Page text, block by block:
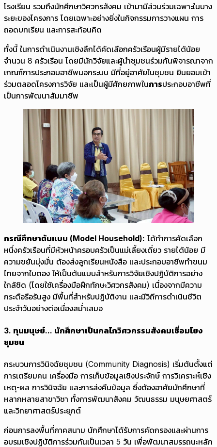
โรงเรียน รวมถึงนักศึกษาวิศวกรสังคม เข้ามามีส่วนร่วมเฉพาะในบาง
ระยะของโครงการ โดยเฉพาะอย่างยิ่งในกิจกรรมการวางแผน การ
ถอดบทเรียน และการสะท้อนคิด
ทั้งนี้ ในการดำเนินงานเชิงลึกได้คัดเลือกครัวเรือนผู้มีรายได้น้อย
จำนวน 8 ครัวเรือน โดยมีนักวิจัยและผู้นำชุมชนร่วมกันพิจารณาจาก
เกณฑ์การประกอบอาชีพนอกระบบ มีที่อยู่อาศัยในชุมชน ยินยอมเข้า
ร่วมตลอดโครงการวิจัย และเป็นผู้มีศักยภาพในการประกอบอาชีพที่
เป็นการพัฒนาสัมมาชีพ
กรณีศึกษาต้นแบบ (Model Household): ได้ทำการคัดเลือก
หนึ่งครัวเรือนที่มีหัวหน้าครอบครัวเป็นแม่เลี้ยงเดี่ยว รายได้น้อย มี
ความขยันมุ่งมั่น ต้องส่งลูกเรียนหนังสือ และประกอบอาชีพทำขนม
ไทยจากใบตอง ให้เป็นต้นแบบสำหรับการวิจัยเชิงปฏิบัติการอย่าง
ใกล้ชิด (โดยใช้เครื่องมือฝึกทักษะวิศวกรสังคม) เนื่องจากมีความ
กระตือรือร้นสูง มีพื้นที่สำหรับปฏิบัติงาน และมีวิถีการดำเนินชีวิต
ประจำวันอย่างต่อเนื่องสม่ำเสมอ
3. ทุนมนุษย์... นักศึกษาเป็นกลไกวิศวกรรมสังคมเชื่อมโยง
ชุมชน
กระบวนการวินิจฉัยชุมชน (Community Diagnosis) เริ่มต้นตั้งแต่
การเตรียมคน เครื่องมือ การเก็บข้อมูลเชิงประจักษ์ การวิเคราะห์เชิง
เหตุ-ผล การวินิจฉัย และการส่งคืนข้อมูล ซึ่งต้องอาศัยนักศึกษาที่
หลากหลายสาขาวิชา ทั้งการพัฒนาสังคม วัฒนธรรม มนุษยศาสตร์
และวิทยาศาสตร์ประยุกต์
ก่อนการลงพื้นที่ภาคสนาม นักศึกษาได้รับการคัดกรองและผ่านการ
อบรมเชิงปฏิบัติการร่วมกันเป็นเวลา 5 วัน เพื่อพัฒนาสมรรถนะหลัก